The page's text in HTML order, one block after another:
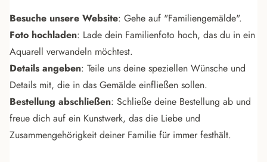
Besuche unsere Website: Gehe auf "Familiengemälde".
Foto hochladen: Lade dein Familienfoto hoch, das du in ein
Aquarell verwandeln möchtest.
Details angeben: Teile uns deine speziellen Wünsche und
Details mit, die in das Gemälde einfließen sollen.
Bestellung abschließen: Schließe deine Bestellung ab und
freue dich auf ein Kunstwerk, das die Liebe und
Zusammengehörigkeit deiner Familie für immer festhält.